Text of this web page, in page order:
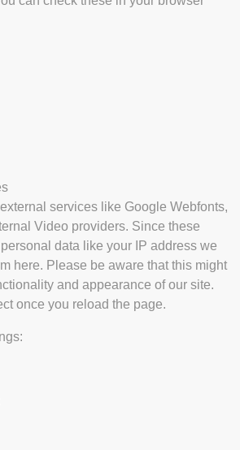
services like Google Webfonts,
Video providers. Since these
data like your IP address we
here. Please be aware that this might
and appearance of our site.
once you reload the page.